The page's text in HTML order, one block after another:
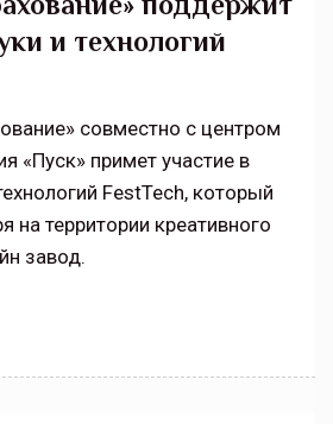
и технологий
совместно с центром
«Пуск» примет участие в
FestTech, который
на территории креативного
завод.